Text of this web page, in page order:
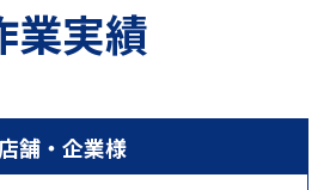
業実績
舗・企業様